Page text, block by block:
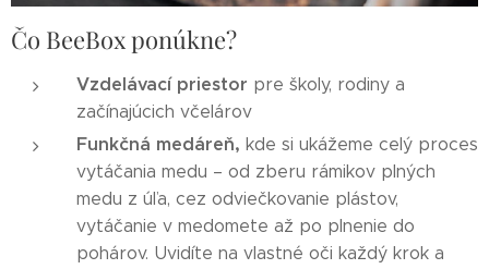
Čo BeeBox ponúkne?
Vzdelávací priestor pre školy, rodiny a
začínajúcich včelárov
Funkčná medáreň, kde si ukážeme celý proces
vytáčania medu – od zberu rámikov plných
medu z úľa, cez odviečkovanie plástov,
vytáčanie v medomete až po plnenie do
pohárov. Uvidíte na vlastné oči každý krok a